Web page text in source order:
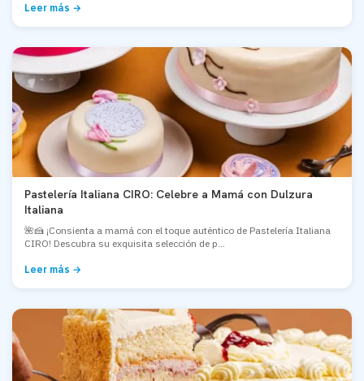
Leer más →
Pastelería Italiana CIRO: Celebre a Mamá con Dulzura
Italiana
🌺🍰 ¡Consienta a mamá con el toque auténtico de Pastelería Italiana
CIRO! Descubra su exquisita selección de p...
Leer más →